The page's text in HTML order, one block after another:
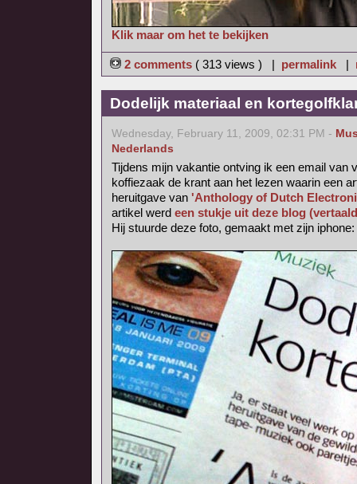
Klik maar om het te bekijken
2 comments ( 313 views ) | permalink |
Dodelijk materiaal en
Wednesday, February 11, 2009, 02:31 PM -
Nederlands
Tijdens mijn vakantie ontving ik een email van
koffiezaak de krant aan het lezen waarin een
heruitgave van 'Anthology of Dutch
artikel werd een stukje uit deze blog
Hij stuurde deze foto, gemaakt met zijn iphone: